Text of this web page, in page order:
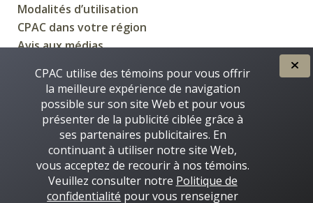
Modalités d’utilisation
CPAC dans votre région
Avis aux médias
CRÉÉE POUR VOUS PAR
CPAC utilise des témoins pour vous offrir
la meilleure expérience de navigation
possible sur son site Web et pour vous
présenter de la publicité ciblée grâce à
ses partenaires publicitaires. En
continuant à utiliser notre site Web,
vous acceptez de recourir à nos témoins.
Veuillez consulter notre Politique de
confidentialité pour vous renseigner